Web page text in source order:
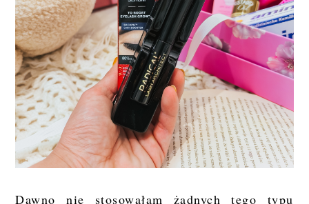
Dawno nie stosowałam żadnych tego typu